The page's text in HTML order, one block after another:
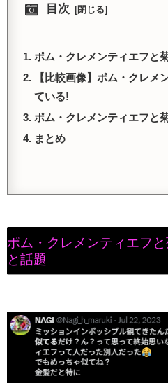
目次
ポム・クレメンティエフと
【比較画像】ポム・クレメ
ている!
ポム・クレメンティエフと
まとめ
ポム・クレメンティエフ
と話題